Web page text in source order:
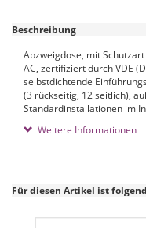
Beschreibung
Abzweigdose, mit
AC, zertifiziert durch VDE
selbstdichtende
(3 rückseitig, 12 seitlich),
Standardinstallationen im
Weitere Informationen
Für diesen Artikel ist